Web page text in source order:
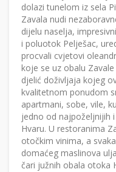
dolazi tunelom iz sela
Zavala nudi
dijelu naselja,
i poluotok Pelješac,
procvali cvjetovi
koje se uz obalu
djelić doživljaja kojeg
kvalitetnom ponudom
apartmani, sobe, vile,
jedno od najpoželjnijih
Hvaru. U restoranima
otočkim vinima, a
domaćeg maslinova
čari južnih obala otoka